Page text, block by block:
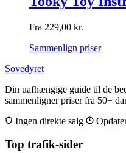
Fra 229,00 kr.
Sammenlign priser
Sovedyret
Din uafhængige guide til de
sammenligner priser fra 50+
Ingen direkte salg
Top trafik-sider